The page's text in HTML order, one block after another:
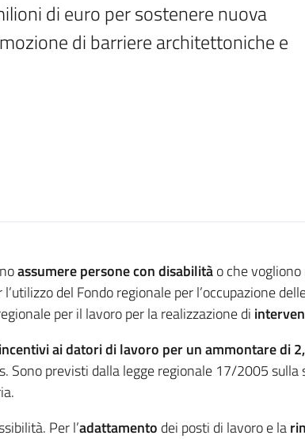
di euro per sostenere nuova
di barriere architettoniche e
assumere persone con disabilitào che
del Fondo regionale per l’occupazione
per il lavoro per la realizzazione di
incentivi ai datori di lavoro per un ammontare di
Sono previsti dalla legge regionale 17/2005
Per l’adattamento dei posti di lavoro e la